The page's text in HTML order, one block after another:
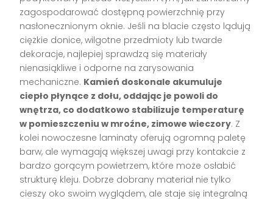
zagospodarować dostępną powierzchnię przy
nasłonecznionym oknie. Jeśli na blacie często lądują
ciężkie donice, wilgotne przedmioty lub twarde
dekoracje, najlepiej sprawdzą się materiały
nienasiąkliwe i odporne na zarysowania
mechaniczne. Kamień doskonale akumuluje
ciepło płynące z dołu, oddając je powoli do
wnętrza, co dodatkowo stabilizuje temperaturę
w pomieszczeniu w mroźne, zimowe wieczory. Z
kolei nowoczesne laminaty oferują ogromną paletę
barw, ale wymagają większej uwagi przy kontakcie z
bardzo gorącym powietrzem, które może osłabić
strukturę kleju. Dobrze dobrany materiał nie tylko
cieszy oko swoim wyglądem, ale staje się integralną